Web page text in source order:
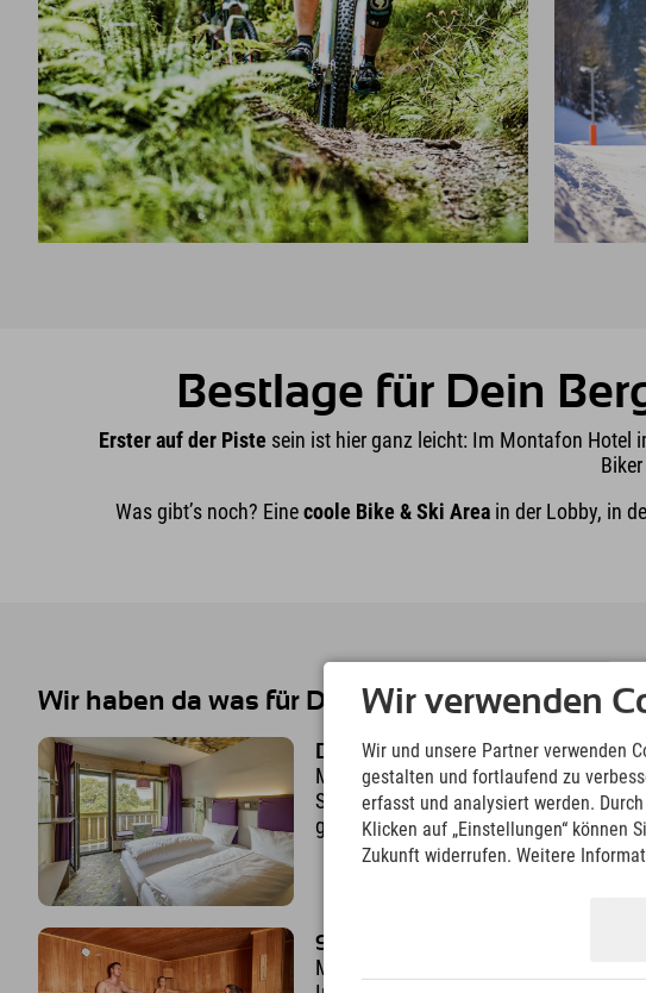
Bestlage für Dein
Erster auf der Piste sein ist hier ganz leicht: Im Montafon Hotel
Was gibt’s noch? Einecoole Bike & Ski Areain der Lobby, in
Wir haben da was für Dich vorbereitet in
Design-Zimmer
Moderne Design-Zimmer mit viel
Safe, Sitzbank im Panoramafenster
gemütlichem Doppelbett.
Sport Spa
Mit Finnischer Sauna, Dampfbad,
Wir verwenden
Wir und unsere Partner verwenden
gestalten und fortlaufend zu
erfasst und analysiert werden.
Klicken auf „Einstellungen“
Zukunft widerrufen. Weitere